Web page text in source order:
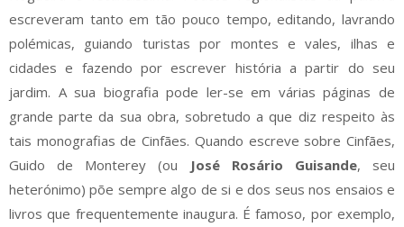
escreveram tanto em tão pouco tempo, editando, lavrando
polémicas, guiando turistas por montes e vales, ilhas e
cidades e fazendo por escrever história a partir do seu
jardim. A sua biografia pode ler-se em várias páginas de
grande parte da sua obra, sobretudo a que diz respeito às
tais monografias de Cinfães. Quando escreve sobre Cinfães,
Guido de Monterey (ou
José Rosário Guisande, seu
heterónimo) põe sempre algo de si e dos seus nos ensaios e
livros que frequentemente inaugura. É famoso, por exemplo,